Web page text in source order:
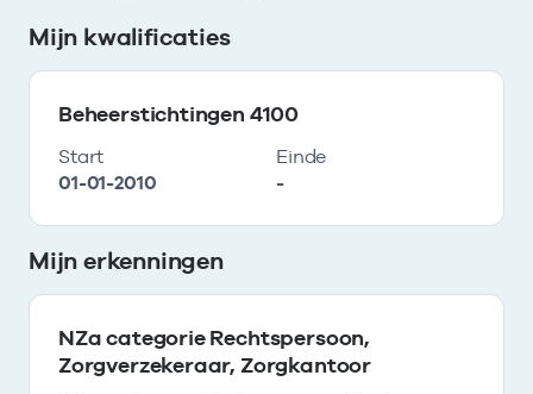
Mijn kwalificaties
Beheerstichtingen 4100
Start
01-01-2010
Einde
-
Mijn erkenningen
NZa categorie Rechtspersoon,
Zorgverzekeraar, Zorgkantoor